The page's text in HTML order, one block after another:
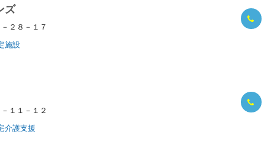
ズ
２８－１７
施設
１１－１２
介護支援